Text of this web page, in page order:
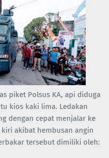
piket Polsus KA, api diduga
kios kaki lima. Ledakan
dengan cepat menjalar ke
akibat hembusan angin
tersebut dimiliki oleh: